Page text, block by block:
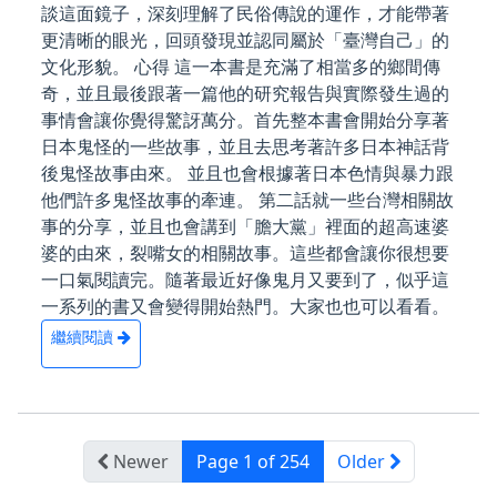
談這面鏡子，深刻理解了民俗傳說的運作，才能帶著
更清晰的眼光，回頭發現並認同屬於「臺灣自己」的
文化形貌。 心得 這一本書是充滿了相當多的鄉間傳
奇，並且最後跟著一篇他的研究報告與實際發生過的
事情會讓你覺得驚訝萬分。首先整本書會開始分享著
日本鬼怪的一些故事，並且去思考著許多日本神話背
後鬼怪故事由來。 並且也會根據著日本色情與暴力跟
他們許多鬼怪故事的牽連。 第二話就一些台灣相關故
事的分享，並且也會講到「膽大黨」裡面的超高速婆
婆的由來，裂嘴女的相關故事。這些都會讓你很想要
一口氣閱讀完。隨著最近好像鬼月又要到了，似乎這
一系列的書又會變得開始熱門。大家也也可以看看。
繼續閱讀
Newer Page 1 of 254 Older